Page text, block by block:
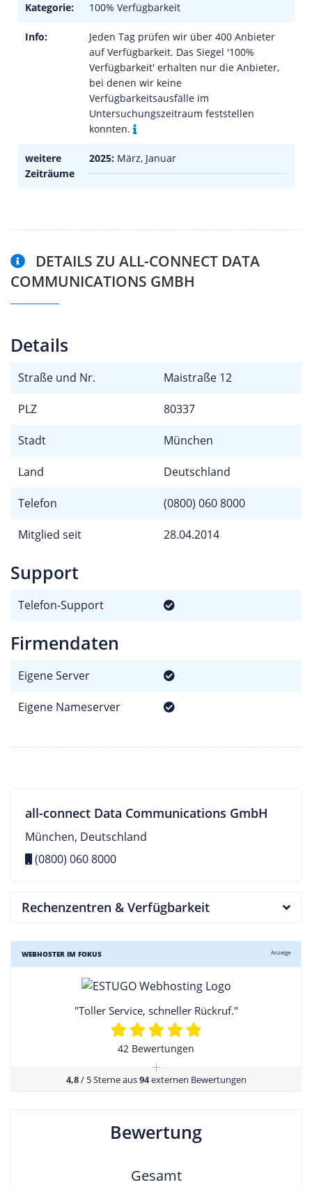
Kategorie: 100% Verfügbarkeit
Info:
Jeden Tag prüfen wir über 400 Anbieter
auf Verfügbarkeit. Das Siegel '100%
Verfügbarkeit' erhalten nur die Anbieter,
bei denen wir keine
Verfügbarkeitsausfälle im
Untersuchungszeitraum feststellen
konnten.
weitere
Zeiträume
2025: März, Januar
DETAILS ZU ALL-CONNECT DATA
COMMUNICATIONS GMBH
Details
Straße und Nr. Maistraße 12
PLZ 80337
Stadt München
Land Deutschland
Telefon (0800) 060 8000
Mitglied seit 28.04.2014
Support
Telefon-Support
Firmendaten
Eigene Server
Eigene Nameserver
all-connect Data Communications GmbH
München, Deutschland
(0800) 060 8000
Rechenzentren & Verfügbarkeit
WEBHOSTER IM FOKUS Anzeige
"Toller Service, schneller Rückruf."
42 Bewertungen
+
4,8/ 5 Sterne aus94externen Bewertungen
Bewertung
Gesamt